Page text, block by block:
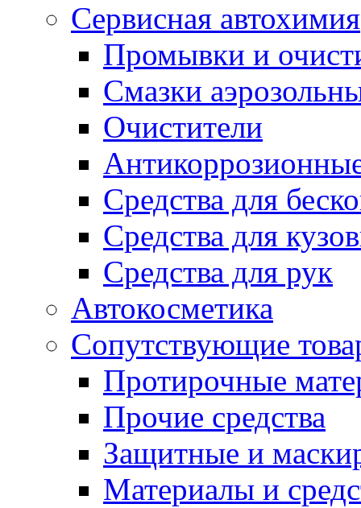
Сервисная автохимия
Промывки и
Смазки
Очистители
Средства для
Средства для
Средства для рук
Автокосметика
Сопутствующие
Протирочные
Прочие средства
Защитные и
Материалы и